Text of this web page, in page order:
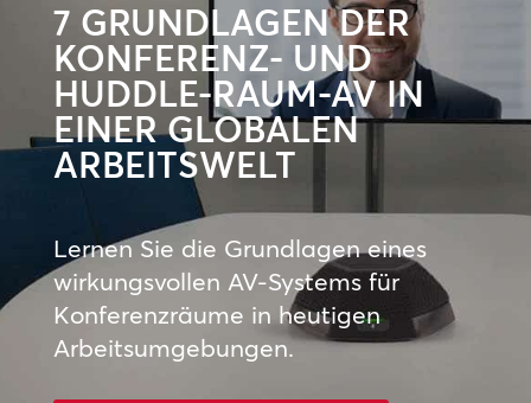
7 GRUNDLAGEN DER
KONFERENZ- UND
HUDDLE-RAUM-AV IN
EINER GLOBALEN
ARBEITSWELT
Lernen Sie die Grundlagen eines
wirkungsvollen AV-Systems für
Konferenzräume in heutigen
Arbeitsumgebungen.